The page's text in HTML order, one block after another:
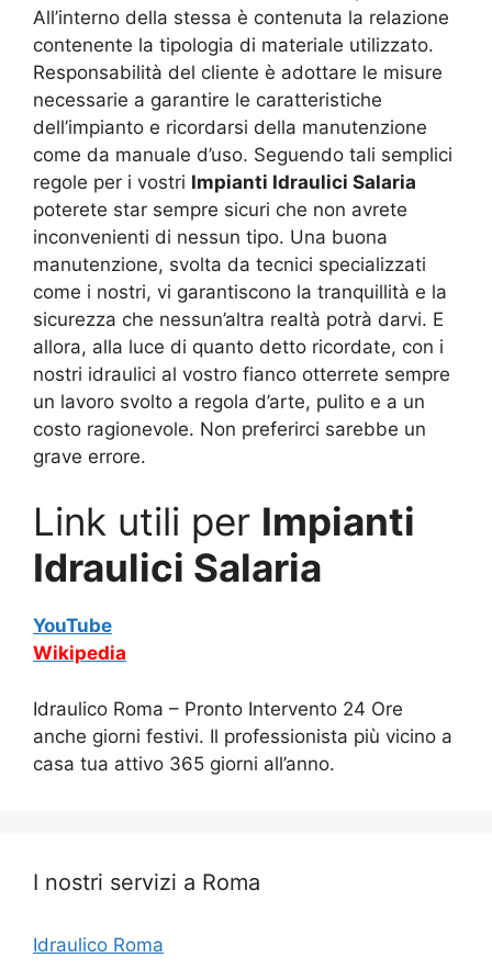
All’interno della stessa è contenuta la relazione
contenente la tipologia di materiale utilizzato.
Responsabilità del cliente è adottare le misure
necessarie a garantire le caratteristiche
dell’impianto e ricordarsi della manutenzione
come da manuale d’uso. Seguendo tali semplici
regole per i vostri Impianti Idraulici Salaria
poterete star sempre sicuri che non avrete
inconvenienti di nessun tipo. Una buona
manutenzione, svolta da tecnici specializzati
come i nostri, vi garantiscono la tranquillità e la
sicurezza che nessun’altra realtà potrà darvi. E
allora, alla luce di quanto detto ricordate, con i
nostri idraulici al vostro fianco otterrete sempre
un lavoro svolto a regola d’arte, pulito e a un
costo ragionevole. Non preferirci sarebbe un
grave errore.
Link utili per Impianti
Idraulici Salaria
YouTube
Wikipedia
Idraulico Roma – Pronto Intervento 24 Ore
anche giorni festivi. Il professionista più vicino a
casa tua attivo 365 giorni all’anno.
I nostri servizi a Roma
Idraulico Roma